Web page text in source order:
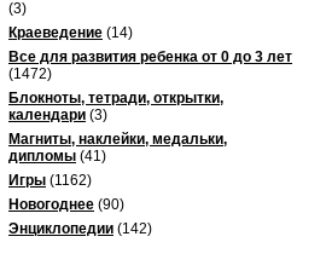
(3)
Краеведение (14)
Все для развития ребенка от 0 до 3 лет
(1472)
Блокноты, тетради, открытки,
календари (3)
Магниты, наклейки, медальки,
дипломы (41)
Игры (1162)
Новогоднее (90)
Энциклопедии (142)